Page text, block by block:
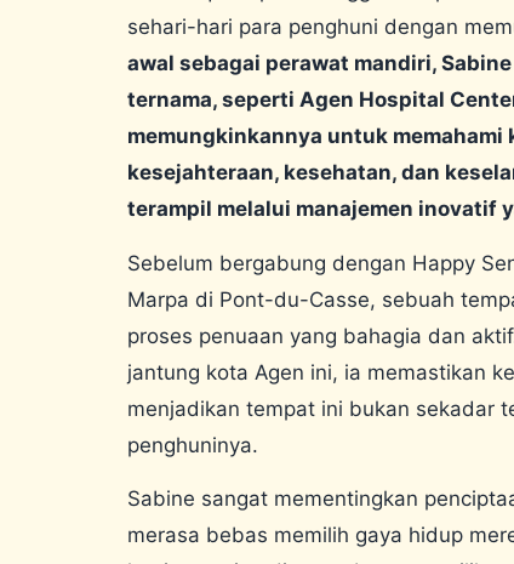
sehari-hari para penghuni dengan
awal sebagai perawat mandiri,
ternama, seperti Agen Hospital
memungkinkannya untuk
kesejahteraan, kesehatan, dan
terampil melalui manajemen inovatif
Sebelum bergabung dengan Happy
Marpa di Pont-du-Casse, sebuah
proses penuaan yang bahagia dan
jantung kota Agen ini, ia memastikan
menjadikan tempat ini bukan sekadar
penghuninya.
Sabine sangat mementingkan
merasa bebas memilih gaya hidup